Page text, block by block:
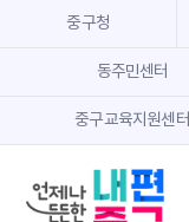
중구청
동주민센터
중구교육지원센터